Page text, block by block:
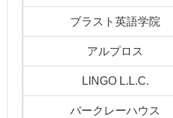
ブラスト英語学院
アルプロス
LINGO L.L.C.
バークレーハウス